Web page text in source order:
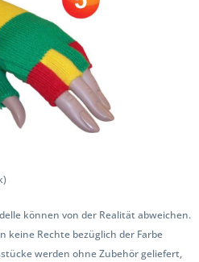
können von der Realität abweichen.
keine Rechte bezüglich der Farbe
werden ohne Zubehör geliefert,